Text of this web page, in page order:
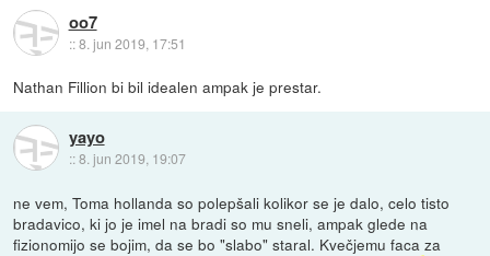
oo7
::8. jun 2019, 17:51
Nathan Fillion bi bil idealen ampak je prestar.
yayo
::8. jun 2019, 19:07
ne vem, Toma hollanda so polepšali kolikor se je dalo, celo tisto
bradavico, ki jo je imel na bradi so mu sneli, ampak glede na
fizionomijo se bojim, da se bo "slabo" staral. Kvečjemu faca za